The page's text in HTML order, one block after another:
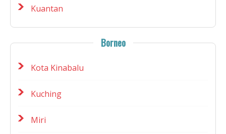
Kuantan
Borneo
Kota Kinabalu
Kuching
Miri